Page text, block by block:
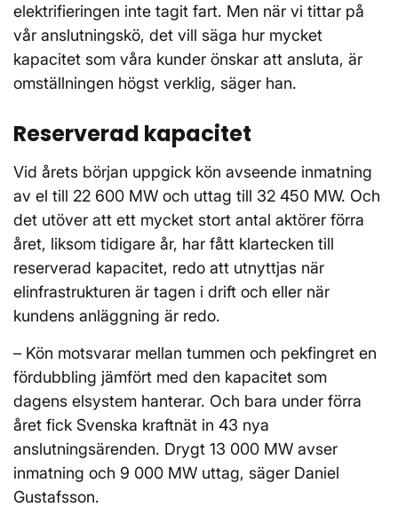
elektrifieringen inte tagit fart. Men när vi tittar på
vår anslutningskö, det vill säga hur mycket
kapacitet som våra kunder önskar att ansluta, är
omställningen högst verklig, säger han.
Reserverad kapacitet
Vid årets början uppgick kön avseende inmatning
av el till 22 600 MW och uttag till 32 450 MW. Och
det utöver att ett mycket stort antal aktörer förra
året, liksom tidigare år, har fått klartecken till
reserverad kapacitet, redo att utnyttjas när
elinfrastrukturen är tagen i drift och eller när
kundens anläggning är redo.
– Kön motsvarar mellan tummen och pekfingret en
fördubbling jämfört med den kapacitet som
dagens elsystem hanterar. Och bara under förra
året fick Svenska kraftnät in 43 nya
anslutningsärenden. Drygt 13 000 MW avser
inmatning och 9 000 MW uttag, säger Daniel
Gustafsson.